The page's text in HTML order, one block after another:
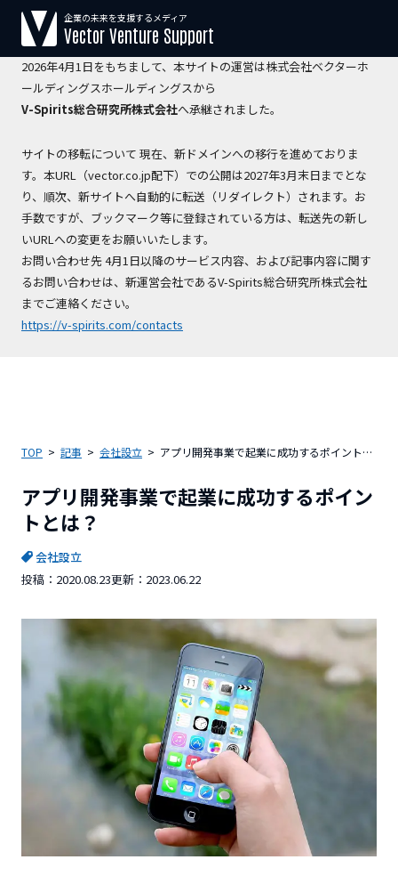
【運営会社変更のお知らせ】
2026年4月1日をもちまして、本サイトの運営は株式会社ベクターホ
ールディングスホールディングスから
V-Spirits総合研究所株式会社へ承継されました。
サイトの移転について 現在、新ドメインへの移行を進めておりま
す。本URL（vector.co.jp配下）での公開は2027年3月末日までとな
り、順次、新サイトへ自動的に転送（リダイレクト）されます。お
手数ですが、ブックマーク等に登録されている方は、転送先の新し
いURLへの変更をお願いいたします。
お問い合わせ先 4月1日以降のサービス内容、および記事内容に関す
るお問い合わせは、新運営会社であるV-Spirits総合研究所株式会社
までご連絡ください。
https://v-spirits.com/contacts
企業の未来を支援するメディア
Vector Venture Support
TOP 記事 会社設立 アプリ開発事業で起業に成功するポイントとは？
アプリ開発事業で起業に成功するポイン
トとは？
会社設立
投稿： 2020.08.23更新： 2023.06.22